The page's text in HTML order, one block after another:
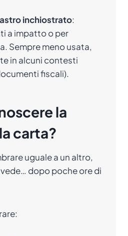
inchiostrato:
a impatto o per
Sempre meno usata,
in alcuni contesti
fiscali).
la
carta?
uguale a un altro,
dopo poche ore di